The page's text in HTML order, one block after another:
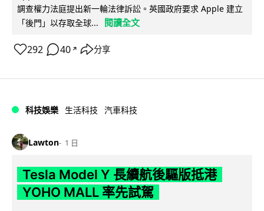
調查權力法庭提出新一輪法律訴訟。英國政府要求 Apple 建立
「後門」以存取全球...
閱讀全文
292 40 ↗ 分享
科技娛樂 生活科技 汽車科技
Lawton 1 日
Tesla Model Y 長續航後驅版抵港
YOHO MALL 率先試駕